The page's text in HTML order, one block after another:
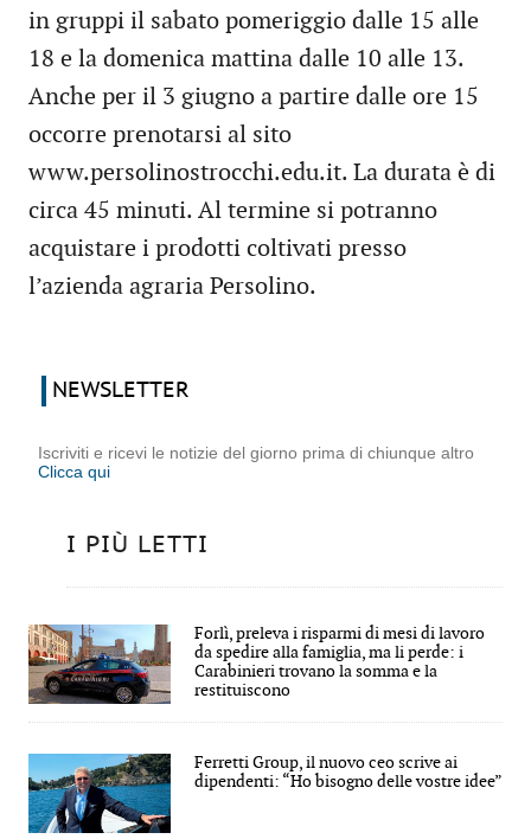
in gruppi il sabato pomeriggio dalle 15 alle
18 e la domenica mattina dalle 10 alle 13.
Anche per il 3 giugno a partire dalle ore 15
occorre prenotarsi al sito
www.persolinostrocchi.edu.it. La durata è di
circa 45 minuti. Al termine si potranno
acquistare i prodotti coltivati presso
l’azienda agraria Persolino.
NEWSLETTER
Iscriviti e ricevi le notizie del giorno prima di chiunque altro
Clicca qui
I PIÙ LETTI
Forlì, preleva i risparmi di mesi di lavoro
da spedire alla famiglia, ma li perde: i
Carabinieri trovano la somma e la
restituiscono
Ferretti Group, il nuovo ceo scrive ai
dipendenti: “Ho bisogno delle vostre idee”